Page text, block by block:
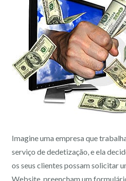
Imagine uma empresa que
serviço de dedetização, e ela
os seus clientes possam solicitar
Website, preencham um